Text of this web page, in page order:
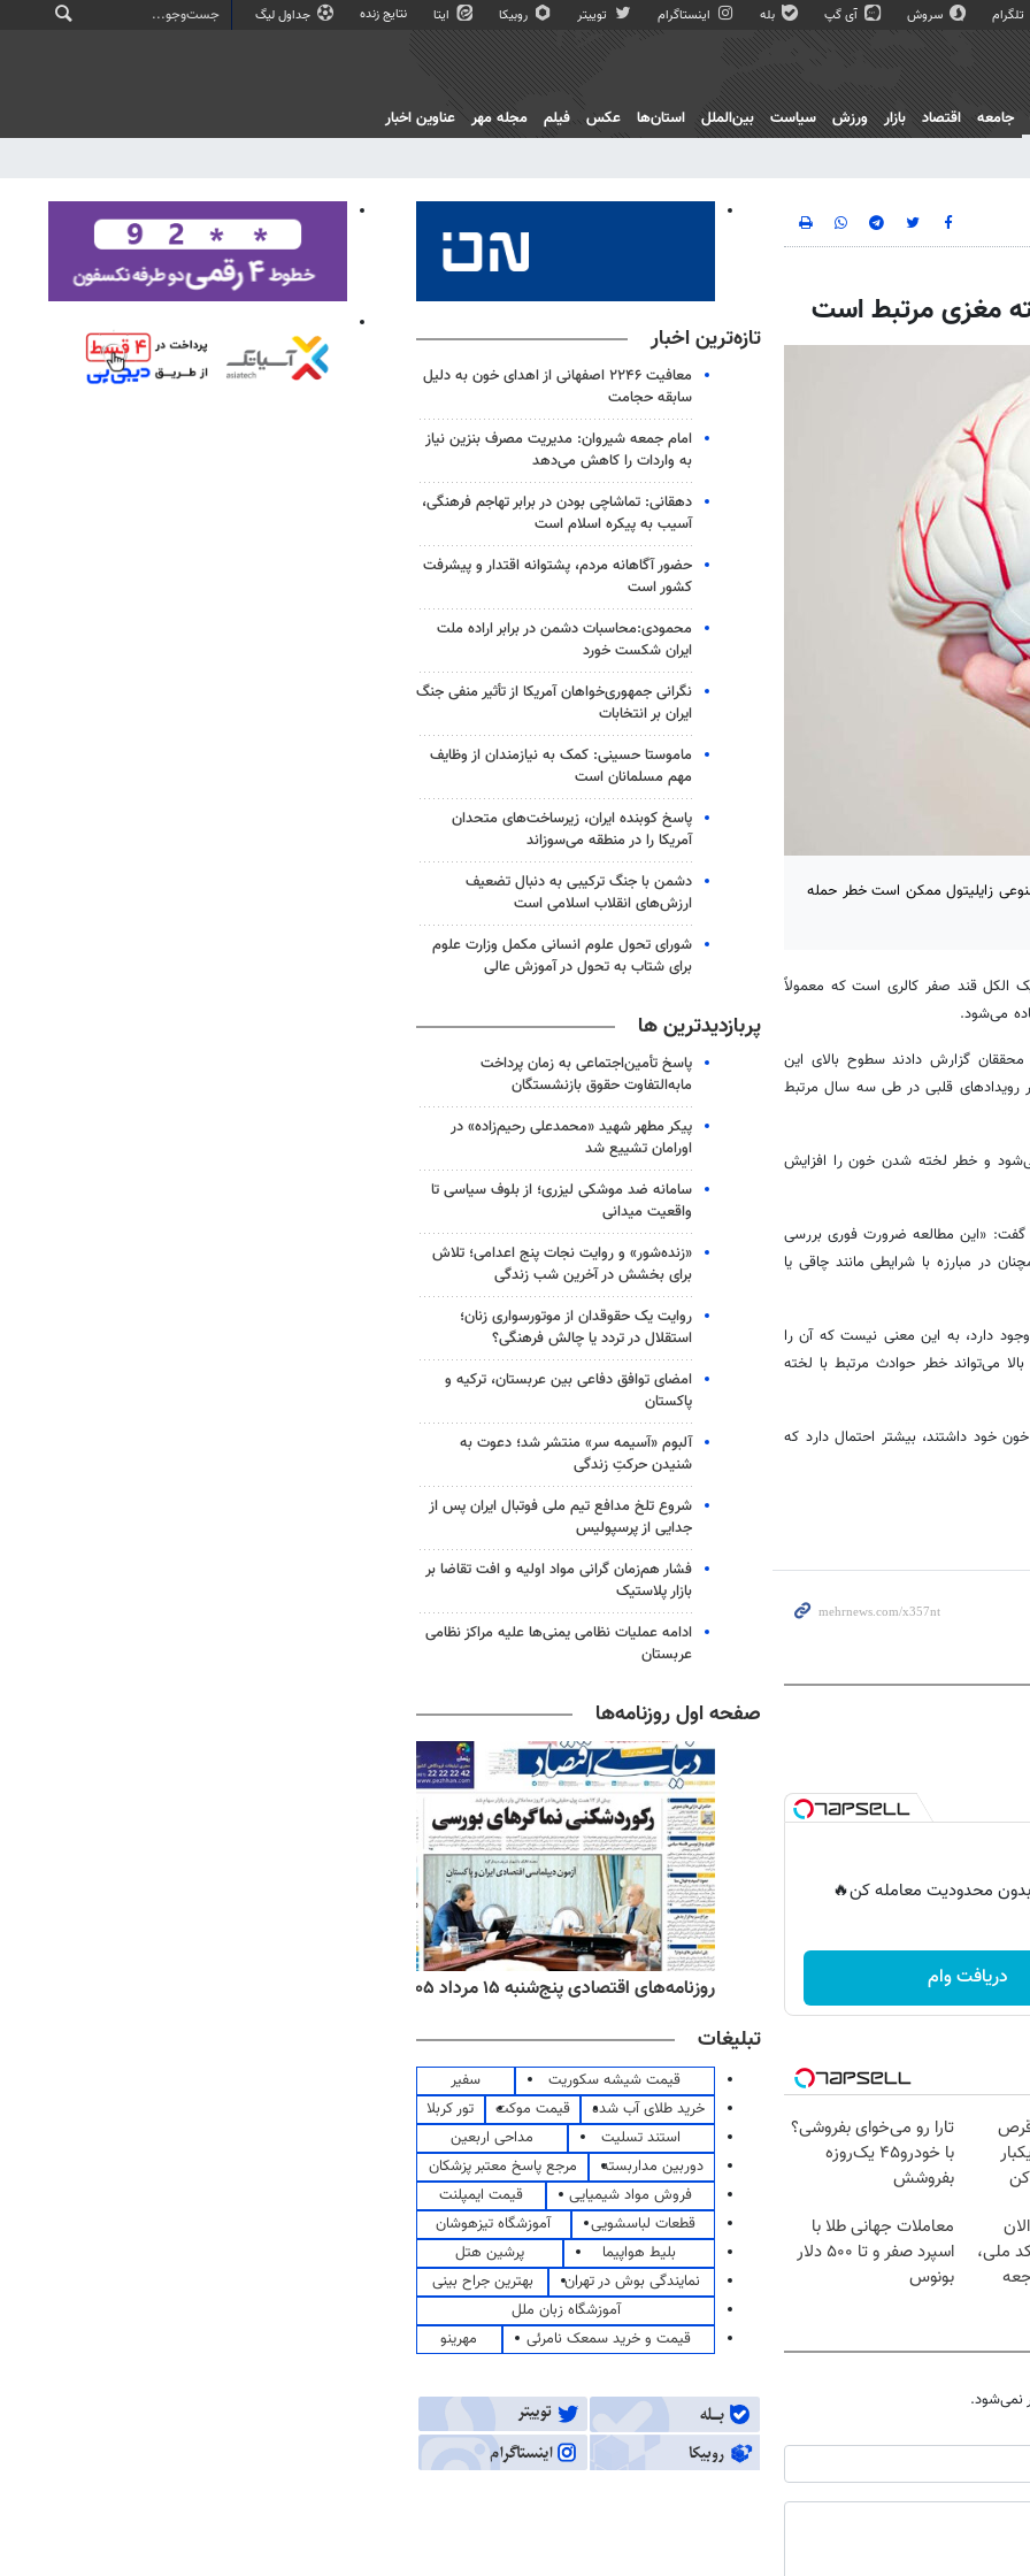
تلگرام سروش آی گپ بله اینستاگرام توییتر روبیکا ایتا نتایج زنده جداول لیگ
جامعه اقتصاد بازار ورزش سیاست بین‌الملل استان‌ها عکس فیلم مجله مهر عناوین اخبار
مغزی مرتبط است
زایلیتول ممکن است خطر حمله
الکل قند صفر کالری است که معمولاً
می‌شود.
متحده و اروپا، محققان گزارش دادند سطوح بالای این
رویدادهای قلبی در طی سه سال مرتبط
و خطر لخته شدن خون را افزایش
گفت: «این مطالعه ضرورت فوری بررسی
در مبارزه با شرایطی مانند چاقی یا
دارد، به این معنی نیست که آن را
می‌تواند خطر حوادث مرتبط با لخته
خود داشتند، بیشتر احتمال دارد که
بدون محدودیت معامله کن🔥
دریافت وام
تارا رو می‌خوای بفروشی؟
با خودرو۴۵ یک‌روزه
بفروشش
ملی،
معاملات جهانی طلا با
اسپرد صفر و تا ۵۰۰ دلار
بونوس
نمی‌شود.
تازه‌ترین اخبار
معافیت ۲۲۴۶ اصفهانی از اهدای خون به دلیل
سابقه حجامت
امام جمعه شیروان: مدیریت مصرف بنزین نیاز
به واردات را کاهش می‌دهد
دهقانی: تماشاچی بودن در برابر تهاجم فرهنگی،
آسیب به پیکره اسلام است
حضور آگاهانه مردم، پشتوانه اقتدار و پیشرفت
کشور است
محمودی:محاسبات دشمن در برابر اراده ملت
ایران شکست خورد
نگرانی جمهوری‌خواهان آمریکا از تأثیر منفی جنگ
ایران بر انتخابات
ماموستا حسینی: کمک به نیازمندان از وظایف
مهم مسلمانان است
پاسخ کوبنده ایران، زیرساخت‌های متحدان
آمریکا را در منطقه می‌سوزاند
دشمن با جنگ ترکیبی به دنبال تضعیف
ارزش‌های انقلاب اسلامی است
شورای تحول علوم انسانی مکمل وزارت علوم
برای شتاب به تحول در آموزش عالی
پربازدیدترین ها
پاسخ تأمین‌اجتماعی به زمان پرداخت
مابه‌التفاوت حقوق بازنشستگان
پیکر مطهر شهید «محمدعلی رحیم‌زاده» در
اورامان تشییع شد
سامانه ضد موشکی لیزری؛ از بلوف سیاسی تا
واقعیت میدانی
«زنده‌شور» و روایت نجات پنج اعدامی؛ تلاش
برای بخشش در آخرین شب زندگی
روایت یک حقوقدان از موتورسواری زنان؛
استقلال در تردد یا چالش فرهنگی؟
امضای توافق دفاعی بین عربستان، ترکیه و
پاکستان
آلبوم «آسیمه سر» منتشر شد؛ دعوت به
شنیدن حرکتِ زندگی
شروع تلخ مدافع تیم ملی فوتبال ایران پس از
جدایی از پرسپولیس
فشار هم‌زمان گرانی مواد اولیه و افت تقاضا بر
بازار پلاستیک
ادامه عملیات نظامی یمنی‌ها علیه مراکز نظامی
عربستان
صفحه اول روزنامه‌ها
ورزشی پنج‌شنبه ۱۵ مرداد ۱۴۰۵ روزنامه‌های اقتصادی پنج‌شنبه ۱۵ مرداد ۱۴۰۵
تبلیغات
قیمت شیشه سکوریت
سفیر
خرید طلای آب شده
قیمت موکت
تور کربلا
استند تسلیت
مداحی اربعین
دوربین مداربسته
مرجع پاسخ معتبر پزشکان
فروش مواد شیمیایی
قیمت ایمپلنت
قطعات لباسشویی
آموزشگاه تیزهوشان
بلیط هواپیما
پرشین هتل
نمایندگی بوش در تهران
بهترین جراح بینی
آموزشگاه زبان ملل
قیمت و خرید سمعک نامرئی
مهرینو